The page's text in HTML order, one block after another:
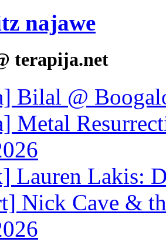
najawe
terapija.net
Bilal @
Metal
Lauren Lakis:
Nick Cave &